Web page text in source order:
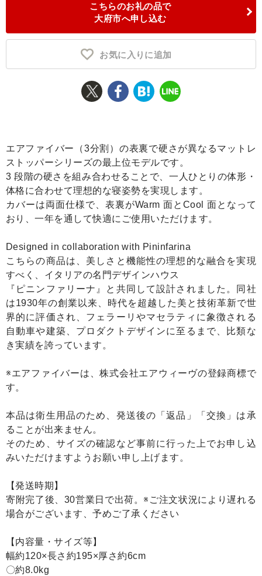
控除額シミュレータ
こちらのお礼の品で
大府市へ申し込む
お気に入りに追加
エアファイバー（3分割）の表裏で硬さが異なるマットレ
ストッパーシリーズの最上位モデルです。
3 段階の硬さを組み合わせることで、一人ひとりの体形・
体格に合わせて理想的な寝姿勢を実現します。
カバーは両面仕様で、表裏がWarm 面とCool 面となって
おり、一年を通して快適にご使用いただけます。
Designed in collaboration with Pininfarina
こちらの商品は、美しさと機能性の理想的な融合を実現
すべく、イタリアの名門デザインハウス
『ピニンファリーナ』と共同して設計されました。同社
は1930年の創業以来、時代を超越した美と技術革新で世
界的に評価され、フェラーリやマセラティに象徴される
自動車や建築、プロダクトデザインに至るまで、比類な
き実績を誇っています。
※エアファイバーは、株式会社エアウィーヴの登録商標で
す。
本品は衛生用品のため、発送後の「返品」「交換」は承
ることが出来ません。
そのため、サイズの確認など事前に行った上でお申し込
みいただけますようお願い申し上げます。
【発送時期】
寄附完了後、30営業日で出荷。※ご注文状況により遅れる
場合がございます、予めご了承ください
【内容量・サイズ等】
幅約120×長さ約195×厚さ約6cm
〇約8.0kg